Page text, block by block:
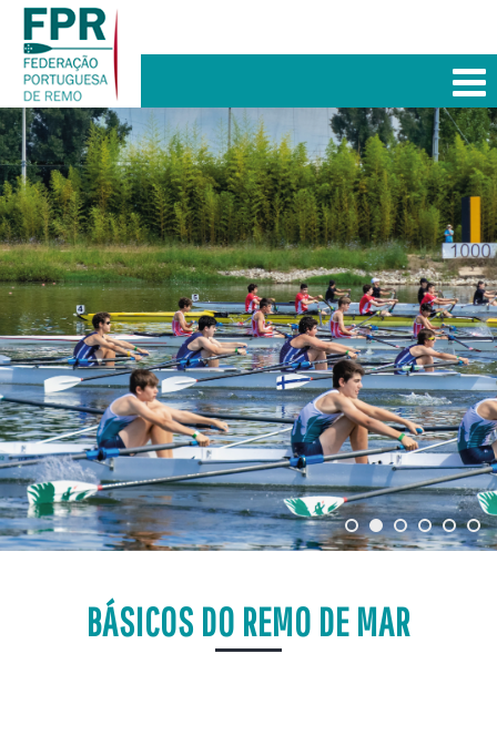
BÁSICOS DO REMO DE MAR